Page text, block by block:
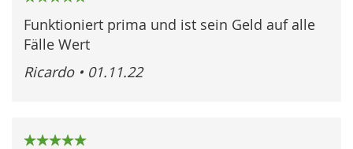
100%
Funktioniert prima und ist sein Geld auf alle
Fälle Wert
Ricardo • 01.11.22